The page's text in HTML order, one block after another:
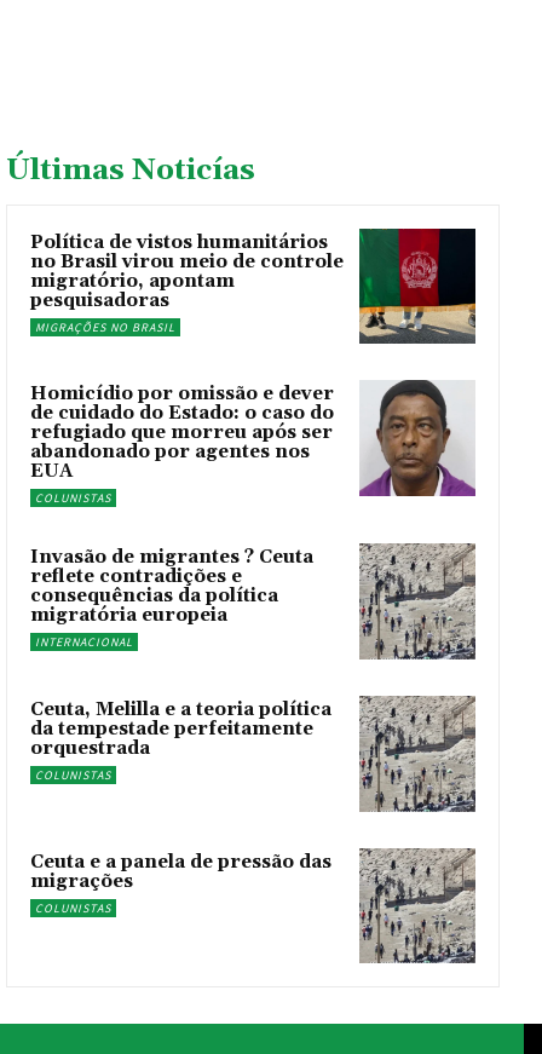
Últimas Noticías
Política de vistos humanitários
no Brasil virou meio de controle
migratório, apontam
pesquisadoras
MIGRAÇÕES NO BRASIL
Homicídio por omissão e dever
de cuidado do Estado: o caso do
refugiado que morreu após ser
abandonado por agentes nos
EUA
COLUNISTAS
Invasão de migrantes ? Ceuta
reflete contradições e
consequências da política
migratória europeia
INTERNACIONAL
Ceuta, Melilla e a teoria política
da tempestade perfeitamente
orquestrada
COLUNISTAS
Ceuta e a panela de pressão das
migrações
COLUNISTAS